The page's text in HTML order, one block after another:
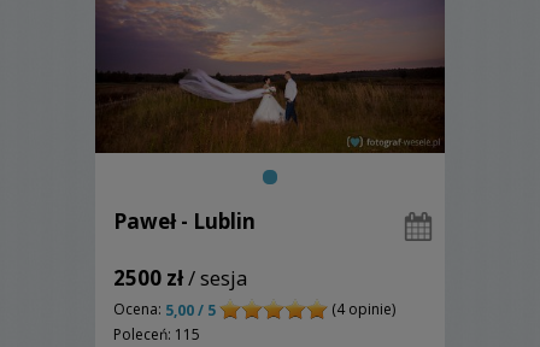
Paweł - Lublin
2500 zł/ sesja
Ocena: 5,00 / 5
(4 opinie)
Poleceń: 115